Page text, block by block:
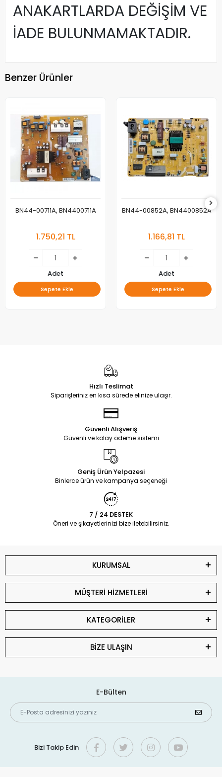
ANAKARTLARDA DEĞİŞİM VE
İADE BULUNMAMAKTADIR.
Benzer Ürünler
BN44-00711A, BN4400711A
1.750,21 TL
Adet
Sepete Ekle
BN44-00852A, BN4400852A
1.166,81 TL
Adet
Sepete Ekle
Hızlı Teslimat
Siparişleriniz en kısa sürede elinize ulaşır.
Güvenli Alışveriş
Güvenli ve kolay ödeme sistemi
Geniş Ürün Yelpazesi
Binlerce ürün ve kampanya seçeneği
7 / 24 DESTEK
Öneri ve şikayetlerinizi bize iletebilirsiniz.
KURUMSAL
MÜŞTERİ HİZMETLERİ
KATEGORİLER
BİZE ULAŞIN
E-Bülten
Bizi Takip Edin